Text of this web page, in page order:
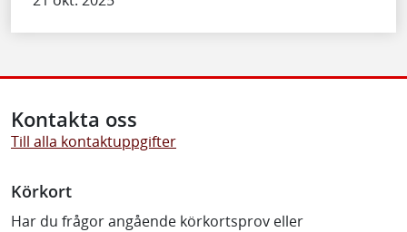
Kontakta oss
Till alla kontaktuppgifter
Körkort
Har du frågor angående körkortsprov eller